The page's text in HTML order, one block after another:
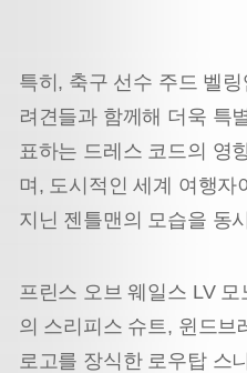
특히, 축구 선수 주드 벨
려견들과 함께해 더욱 특
표하는 드레스 코드의 영
며, 도시적인 세계 여행자
지닌 젠틀맨의 모습을 동
프린스 오브 웨일스 LV
의 스리피스 슈트, 윈드브
로고를 장식한 로우탑 스